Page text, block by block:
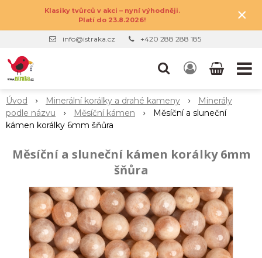
Klasiky tvůrců v akci – nyní výhodněji.
Platí do 23.8.2026!
×
info@istraka.cz +420 288 288 185
Úvod Minerální korálky a drahé kameny
Minerály
podle názvu
Měsíční kámen
Měsíční a sluneční
kámen korálky 6mm šňůra
Měsíční a sluneční kámen korálky 6mm
šňůra